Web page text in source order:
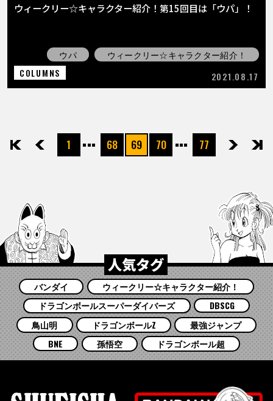
ウィークリー☆キャラクター紹介！第15回目は「ウパ」！
ウパ
ウィークリー☆キャラクター紹介！
COLUMNS
2021.08.17
先頭 前へ1 68 69 70 77次へ最後
人気タグ
バンダイ
ウィークリー☆キャラクター紹介！
ドラゴンボールスーパーダイバーズ
DBSCG
鳥山明
ドラゴンボールZ
最強ジャンプ
BNE
孫悟空 ドラゴンボール超